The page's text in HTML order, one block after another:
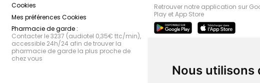
Nous utilisons
Cookies
Mes préférences Cookies
Pharmacie de garde :
Contacter le 3237 (audiotel 0,35€ ttc/min),
accessible 24h/24 afin de trouver la
pharmacie de garde la plus proche de
chez vous
Retrouver notre application sur
Play et App Store